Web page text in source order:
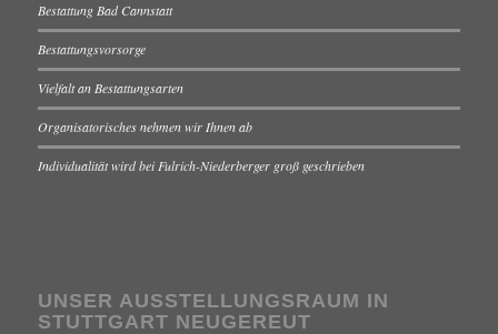
Bestattung Bad Cannstatt
Bestattungsvorsorge
Vielfalt an Bestattungsarten
Organisatorisches nehmen wir Ihnen ab
Individualität wird bei Fulrich-Niederberger groß geschrieben
UNSER AUSSTELLUNGSRAUM IN
STUTTGART NEUGEREUT